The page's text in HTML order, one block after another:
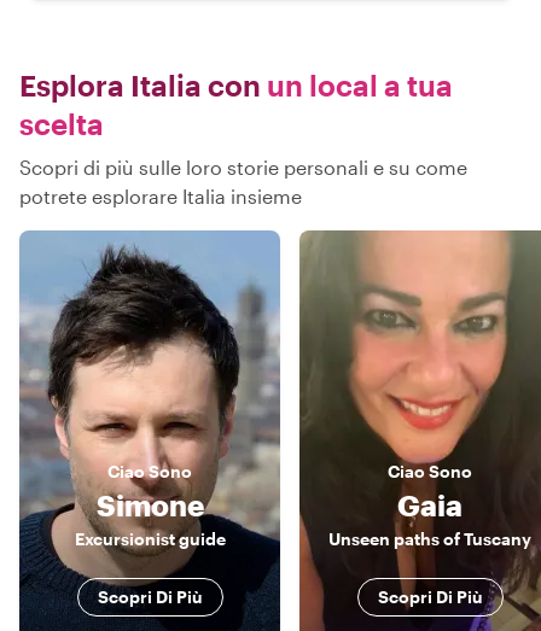
Esplora Italia con un local a tua
scelta
Scopri di più sulle loro storie personali e su come
potrete esplorare Italia insieme
CiaoSono
Simone
Excursionist guide
Scopri Di Più
CiaoSono
Gaia
Unseen paths of Tuscany
Scopri Di Più